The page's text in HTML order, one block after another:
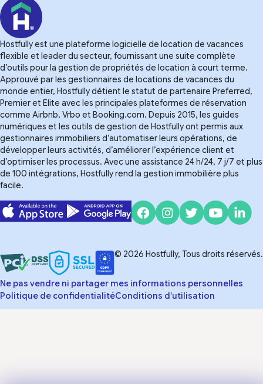
Hostfully est une plateforme logicielle de location de vacances
flexible et leader du secteur, fournissant une suite complète
d’outils pour la gestion de propriétés de location à court terme.
Approuvé par les gestionnaires de locations de vacances du
monde entier, Hostfully détient le statut de partenaire Preferred,
Premier et Elite avec les principales plateformes de réservation
comme Airbnb, Vrbo et Booking.com. Depuis 2015, les guides
numériques et les outils de gestion de Hostfully ont permis aux
gestionnaires immobiliers d’automatiser leurs opérations, de
développer leurs activités, d’améliorer l’expérience client et
d’optimiser les processus. Avec une assistance 24 h/24, 7 j/7 et plus
de 100 intégrations, Hostfully rend la gestion immobilière plus
facile.
© 2026 Hostfully, Tous droits réservés.
Ne pas vendre ni partager mes informations personnelles
Politique de confidentialitéConditions d’utilisation